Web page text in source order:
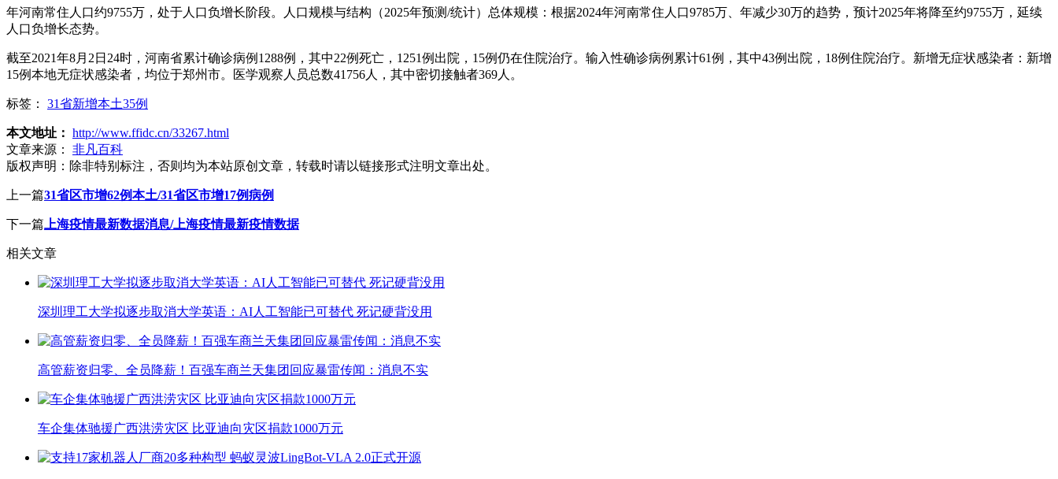
年河南常住人口约9755万，处于人口负增长阶段。人口规模与结构（2025年预测/统计）总体规模：根据2024年河南常住人口9785万、年减少30万的趋势，预计2025年将降至约9755万，延续
人口负增长态势。
截至2021年8月2日24时，河南省累计确诊病例1288例，其中22例死亡，1251例出院，15例仍在住院治疗。输入性确诊病例累计61例，其中43例出院，18例住院治疗。新增无症状感染者：新增
15例本地无症状感染者，均位于郑州市。医学观察人员总数41756人，其中密切接触者369人。
标签： 31省新增本土35例
本文地址： http://www.ffidc.cn/33267.html
文章来源：
非凡百科
版权声明： 除非特别标注，否则均为本站原创文章，转载时请以链接形式注明文章出处。
上一篇31省区市增62例本土/31省区市增17例病例
下一篇 上海疫情最新数据消息/上海疫情最新疫情数据
相关文章
深圳理工大学拟逐步取消大学英语：AI人工智能已可替代 死记硬背没用
高管薪资归零、全员降薪！百强车商兰天集团回应暴雷传闻：消息不实
车企集体驰援广西洪涝灾区 比亚迪向灾区捐款1000万元